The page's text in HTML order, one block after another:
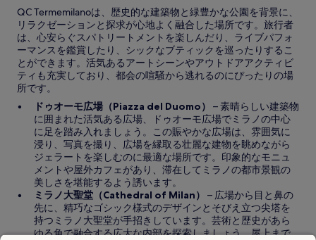
QC Termemilanoは、歴史的な建築物と緑豊かな公園を背景に、
リラクゼーションと探求が心地よく融合した場所です。旅行者
は、心安らぐスパトリートメントを楽しんだり、ライブパフォ
ーマンスを鑑賞したり、シックなブティックを巡ったりするこ
とができます。活気あるアートシーンやアウトドアアクティビ
ティも充実しており、都会の喧騒から逃れるのにぴったりの場
所です。
ドゥオーモ広場（Piazza del Duomo）
– 素晴らしい建築物
に囲まれた活気ある広場、ドゥオーモ広場でミラノの中心
に足を踏み入れましょう。この賑やかな広場は、雰囲気に
浸り、写真を撮り、広場を縁取る壮麗な建物を眺めながら
ジェラートを楽しむのに最適な場所です。印象的なモニュ
メントや屋外カフェがあり、滞在してミラノの都市景観の
美しさを堪能するよう誘います。
ミラノ大聖堂（Cathedral of Milan）
– 広場から目と鼻の
先に、精巧なゴシック様式のデザインとそびえ立つ尖塔を
持つミラノ大聖堂が手招きしています。芸術と歴史があら
ゆる角で融合する広大な内部を探索しましょう。屋上まで